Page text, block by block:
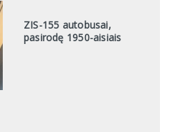
ZIS-155 autobusai,
pasirodę 1950-aisiais